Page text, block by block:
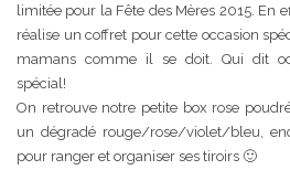
limitée pour la Fête des Mères 2015. En
réalise un coffret pour cette occasion
mamans comme il se doit. Qui dit
spécial!
On retrouve notre petite box rose
un dégradé rouge/rose/violet/bleu,
pour ranger et organiser ses tiroirs 🙂